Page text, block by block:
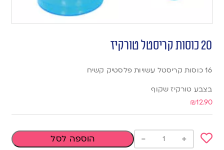
20 כוסות קריסטל טורקיז
16 כוסות קריסטל עשויות פלסטיק קשיח
בצבע טורקיז שקוף
₪12.90
+
- הוספה לסל